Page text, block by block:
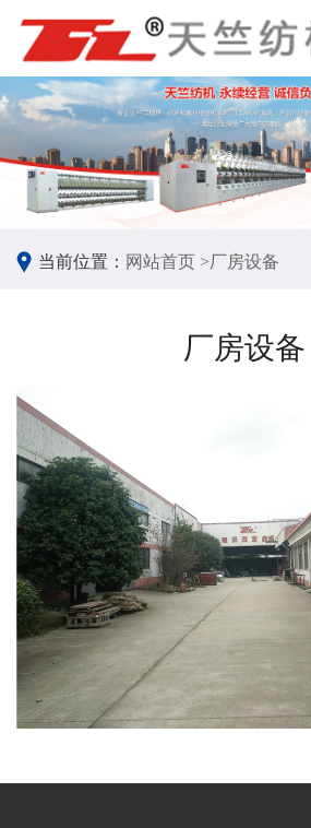
当前位置： 网站首页 >厂房设备
厂房设备